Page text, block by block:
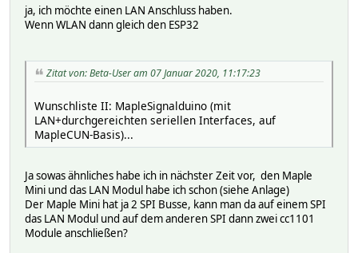
ja, ich möchte einen LAN Anschluss haben.
Wenn WLAN dann gleich den ESP32
Zitat von: Beta-User am 07 Januar 2020, 11:17:23
Wunschliste II: MapleSignalduino (mit
LAN+durchgereichten seriellen Interfaces, auf
MapleCUN-Basis)...
Ja sowas ähnliches habe ich in nächster Zeit vor, den Maple
Mini und das LAN Modul habe ich schon (siehe Anlage)
Der Maple Mini hat ja 2 SPI Busse, kann man da auf einem SPI
das LAN Modul und auf dem anderen SPI dann zwei cc1101
Module anschließen?